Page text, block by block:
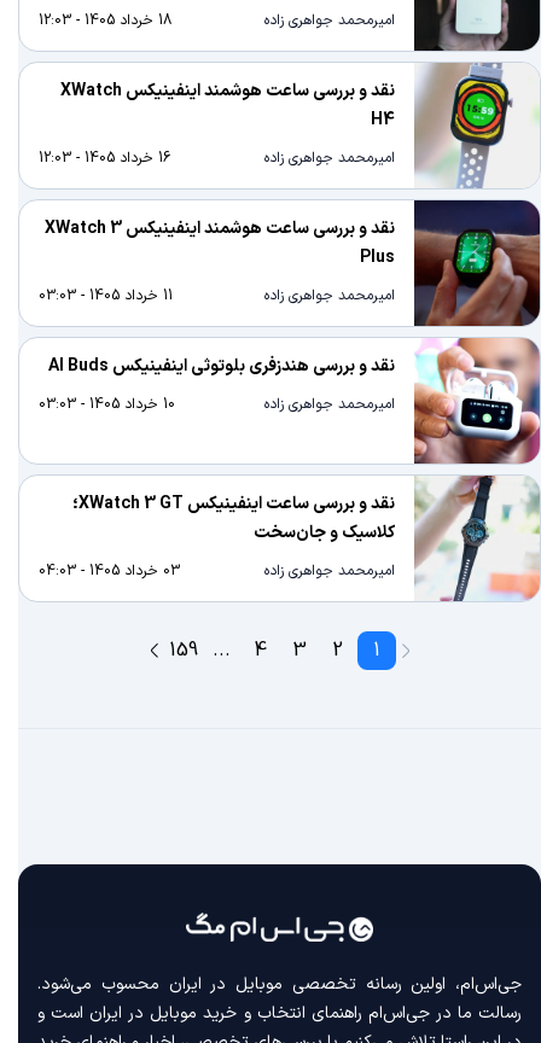
امیرمحمد جواهری زاده 18 خرداد 1405 - 12:03
نقد و بررسی ساعت هوشمند اینفینیکس XWatch
H4
امیرمحمد جواهری زاده 16 خرداد 1405 - 12:03
نقد و بررسی ساعت هوشمند اینفینیکس XWatch 3
Plus
امیرمحمد جواهری زاده 11 خرداد 1405 - 03:03
نقد و بررسی هندزفری بلوتوثی اینفینیکس AI Buds
امیرمحمد جواهری زاده 10 خرداد 1405 - 03:03
نقد و بررسی ساعت اینفینیکس XWatch 3 GT؛
کلاسیک و جان‌سخت
امیرمحمد جواهری زاده 03 خرداد 1405 - 04:03
1
2
3
4
...
159
جی‌اس‌ام، اولین رسانه‌ تخصصی موبایل در ایران محسوب می‌شود.
رسالت ما در جی‌اس‌ام راهنمای انتخاب و خرید موبایل در ایران است و